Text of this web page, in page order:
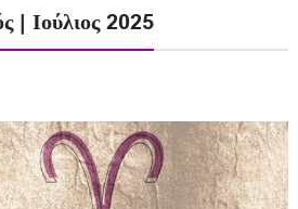
| Ιούλιος 2025